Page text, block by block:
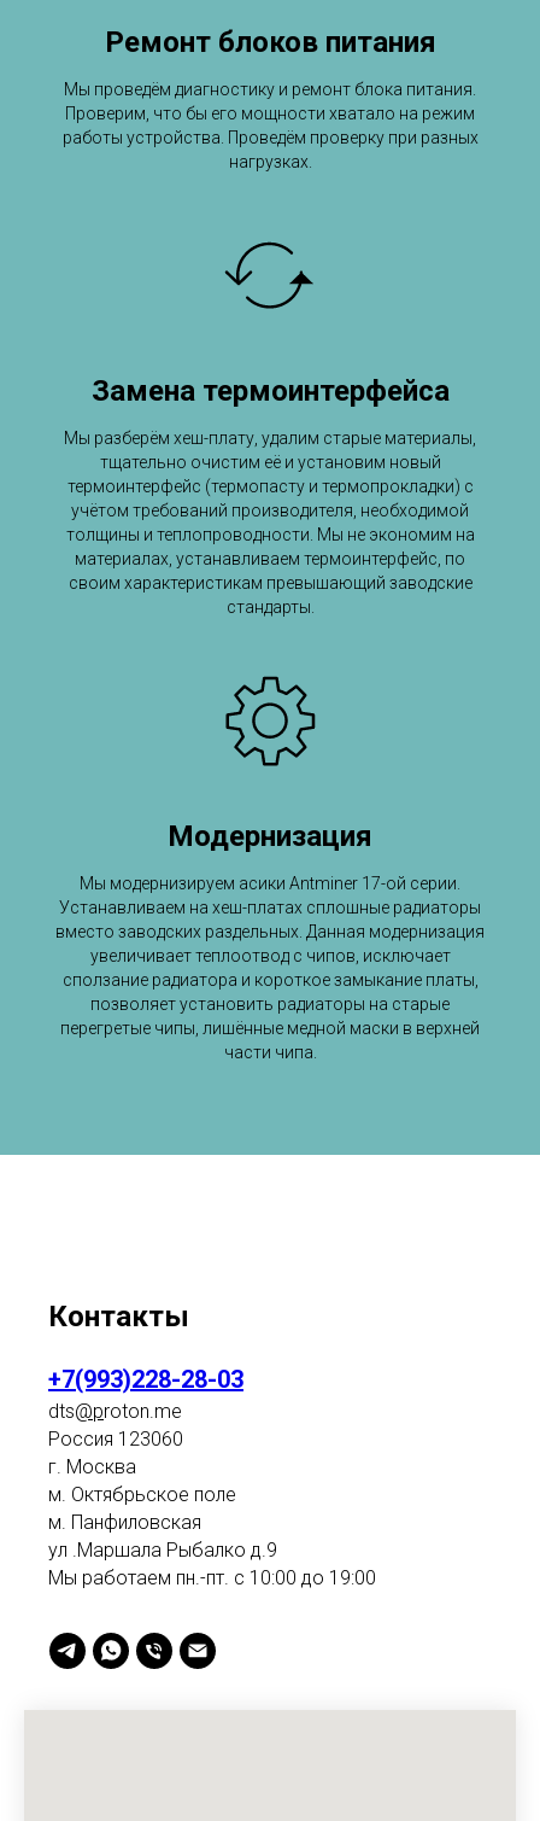
Ремонт блоков питания
Мы проведём диагностику и ремонт блока питания.
Проверим, что бы его мощности хватало на режим
работы устройства. Проведём проверку при разных
нагрузках.
Замена термоинтерфейса
Мы разберём хеш-плату, удалим старые материалы,
тщательно очистим её и установим новый
термоинтерфейс (термопасту и термопрокладки) с
учётом требований производителя, необходимой
толщины и теплопроводности. Мы не экономим на
материалах, устанавливаем термоинтерфейс, по
своим характеристикам превышающий заводские
стандарты.
Модернизация
Мы модернизируем асики Antminer 17-ой серии.
Устанавливаем на хеш-платах сплошные радиаторы
вместо заводских раздельных. Данная модернизация
увеличивает теплоотвод с чипов, исключает
сползание радиатора и короткое замыкание платы,
позволяет установить радиаторы на старые
перегретые чипы, лишённые медной маски в верхней
части чипа.
Контакты
+7(993)228-28-03
dts@proton.me
Россия 123060
г. Москва
м. Октябрьское поле
м. Панфиловская
ул .Маршала Рыбалко д.9
Мы работаем пн.-пт. с 10:00 до 19:00